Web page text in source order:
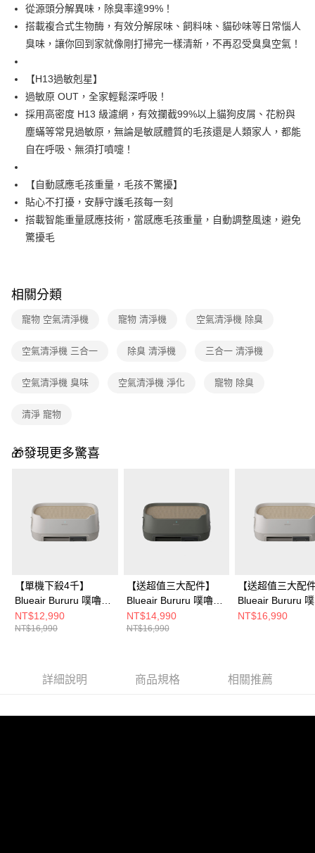
從源頭分解異味，除臭率達99%！
搭載複合式生物酶，有效分解尿味、飼料味、貓砂味等日常惱人
臭味，讓你回到家就像剛打掃完一樣清新，不再忍受臭臭空氣！
【H13過敏剋星】
過敏原 OUT，全家輕鬆深呼吸！
採用高密度 H13 級濾網，有效攔截99%以上貓狗皮屑、花粉與
塵蟎等常見過敏原，無論是敏感體質的毛孩還是人類家人，都能
自在呼吸、無須打噴嚏！
【自動感應毛孩重量，毛孩不驚擾】
貼心不打擾，安靜守護毛孩每一刻
搭載智能重量感應技術，當感應毛孩重量，自動調整風速，避免
驚擾毛
相關分類
寵物 空氣清淨機 寵物 清淨機 空氣清淨機 除臭
空氣清淨機 三合一 除臭 清淨機 三合一 清淨機
空氣清淨機 臭味 空氣清淨機 淨化 寵物 除臭
清淨 寵物
🎁發現更多驚喜
【單機下殺4千】
Blueair Bururu 噗嚕嚕
三合一寵物清淨機/寵
物窩 (除臭/浮毛/清淨)
NT$12,990
NT$16,990
【送超值三大配件】
Blueair Bururu 噗嚕嚕
三合一寵物清淨機/寵
物窩 (除臭/浮毛/清淨)
NT$14,990
NT$16,990
【送超值三大配
Blueair Bururu
三合一寵物清淨
NT$16,990
詳細說明 商品規格 相關推薦